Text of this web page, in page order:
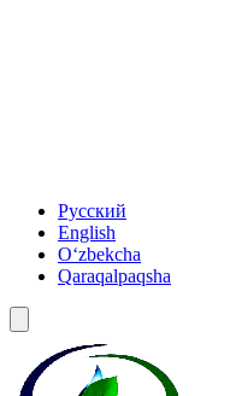
Русский
English
Oʻzbekcha
Qaraqalpaqsha